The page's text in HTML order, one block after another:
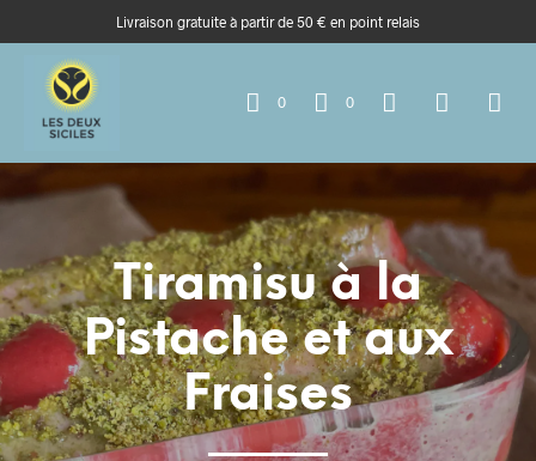
Livraison gratuite à partir de 50 € en point relais
0 0
Tiramisu à la
Pistache et aux
Fraises